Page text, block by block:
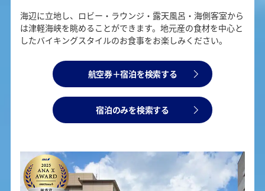
海辺に立地し、ロビー・ラウンジ・露天風呂・海側客室から
は津軽海峡を眺めることができます。地元産の食材を中心と
したバイキングスタイルのお食事をお楽しみください。
航空券＋宿泊を検索する
宿泊のみを検索する